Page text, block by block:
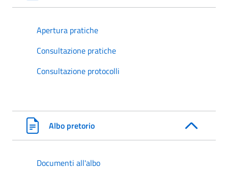
Apertura pratiche
Consultazione pratiche
Consultazione protocolli
Albo pretorio
Documenti all'albo